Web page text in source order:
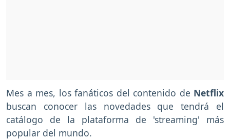
Mes a mes, los fanáticos del contenido de Netflix
buscan conocer las novedades que tendrá el
catálogo de la plataforma de 'streaming' más
popular del mundo.